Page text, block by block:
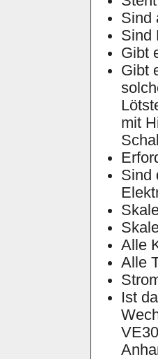
Sind
Sind
Gibt
Gibt
mit
Sind
Alle
Alle
Ist